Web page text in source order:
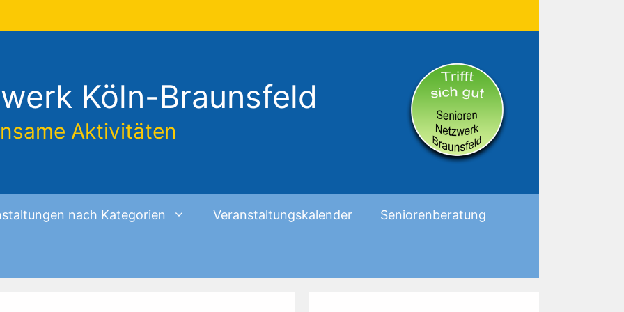
Köln-Braunsfeld
Aktivitäten
nach Kategorien Veranstaltungskalender Seniorenberatung